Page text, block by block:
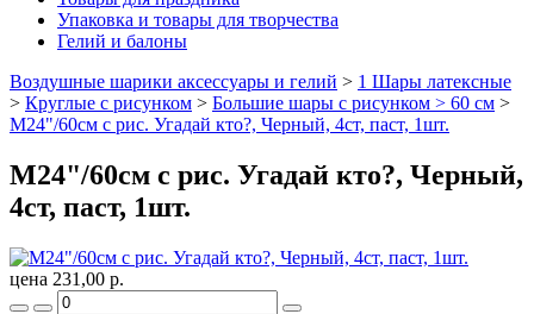
Упаковка и товары для творчества
Гелий и балоны
Воздушные шарики аксессуары и гелий > 1 Шары латексные
> Круглые с рисунком > Большие шары с рисунком > 60 см >
M24"/60см с рис. Угадай кто?, Черный, 4ст, паст, 1шт.
M24"/60см с рис. Угадай кто?, Черный,
4ст, паст, 1шт.
цена 231,00 р.